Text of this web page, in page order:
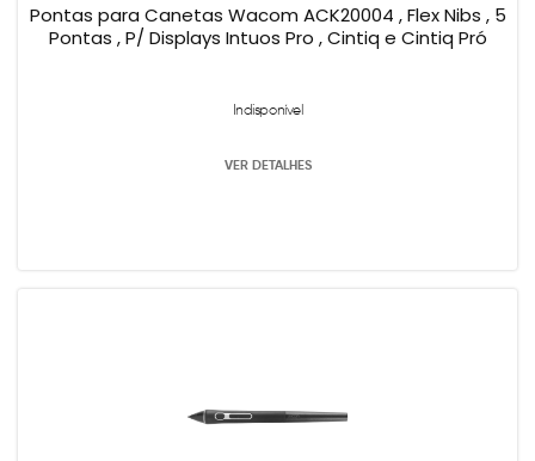
Pontas para Canetas Wacom ACK20004 , Flex Nibs , 5
Pontas , P/ Displays Intuos Pro , Cintiq e Cintiq Pró
Indisponível
VER DETALHES